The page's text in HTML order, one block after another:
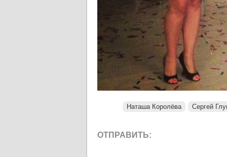
Наташа Королёва Сергей
ОТПРАВИТЬ: